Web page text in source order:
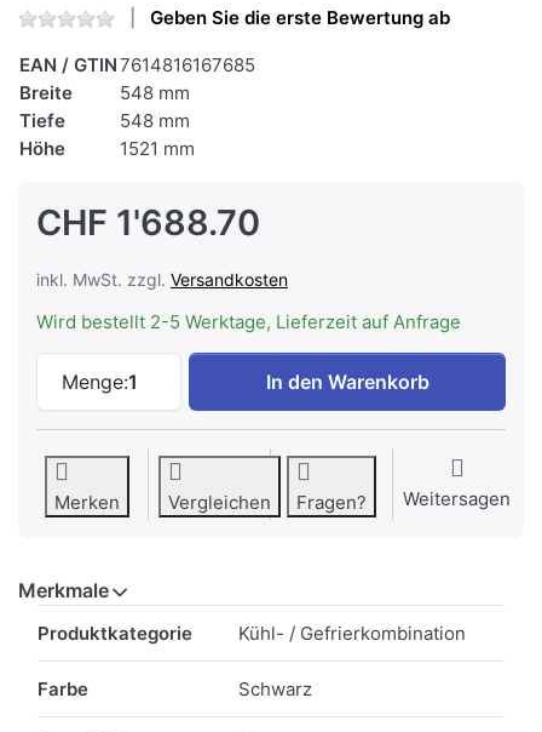
Geben Sie die erste Bewertung ab
EAN / GTIN7614816167685
Breite
548 mm
Tiefe
548 mm
Höhe
1521 mm
CHF 1'688.70
inkl. MwSt. zzgl. Versandkosten
Wird bestellt 2-5 Werktage, Lieferzeit auf Anfrage
Menge:1
V-ZUG Kühl-/Gefriergerät Cooler V2000
In den Warenkorb
Merken Vergleichen Fragen? Weitersagen
Merkmale
Produktkategorie Kühl- / Gefrierkombination
Farbe Schwarz